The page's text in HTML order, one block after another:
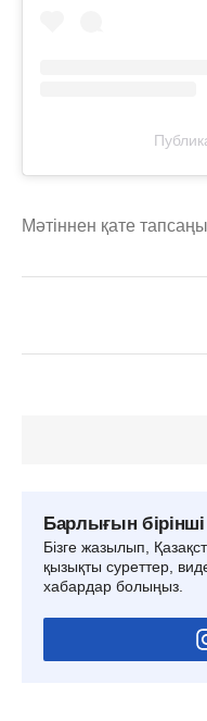
Мәтіннен қате
Барлығын
Бізге жазылып,
қызықты суреттер,
хабардар болыңыз.